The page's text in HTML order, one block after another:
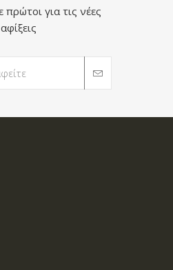
πρώτοι για τις νέες
αφίξεις